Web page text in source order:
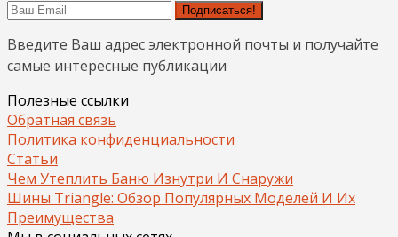
Подписаться!
Введите Ваш адрес электронной почты и получайте
самые интересные публикации
Полезные ссылки
Обратная связь
Политика конфиденциальности
Статьи
Чем Утеплить Баню Изнутри И Снаружи
Шины Triangle: Обзор Популярных Моделей И Их
Преимущества